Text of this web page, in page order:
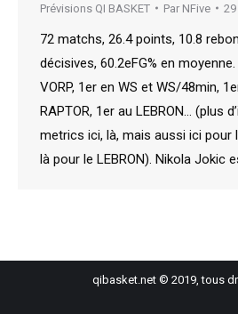
Prévisions QI BASKET Par NFive
72 matchs, 26.4 points, 10.8
décisives, 60.2eFG% en
VORP, 1er en WS et WS/48min,
RAPTOR, 1er au LEBRON… (plus
metrics ici, là, mais aussi ici pour
là pour le LEBRON). Nikola Jokic
qibasket.net © 2019, tous